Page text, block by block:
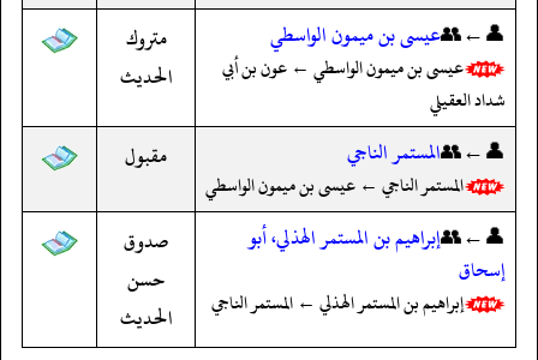
👤←👥عيسى بن ميمون الواسطي
عيسى بن ميمون الواسطي ← عون بن أبي
شداد العقيلي
متروك
الحديث
👤←👥المستمر الناجي
المستمر الناجي ← عيسى بن ميمون الواسطي
مقبول
👤←👥إبراهيم بن المستمر الهذلي، أبو
إسحاق
إبراهيم بن المستمر الهذلي ← المستمر الناجي
صدوق
حسن
الحديث